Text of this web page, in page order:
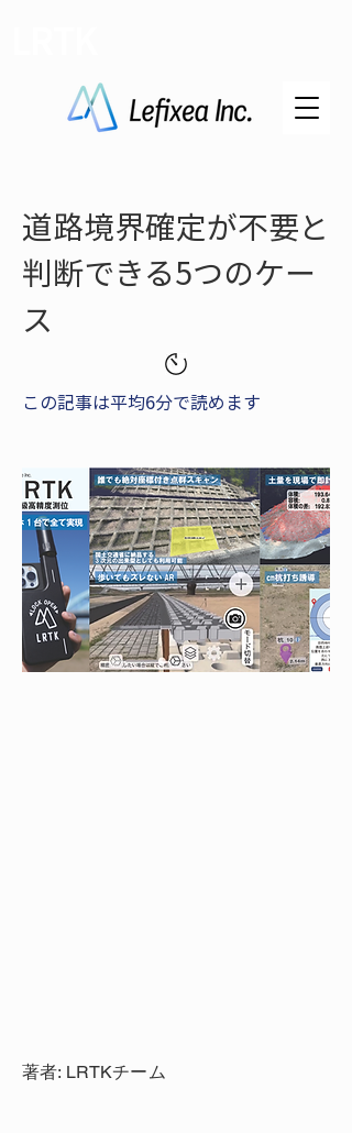
道路境界確定が不要と
判断できる5つのケー
ス
この記事は平均6分で読めます
著者: LRTKチーム